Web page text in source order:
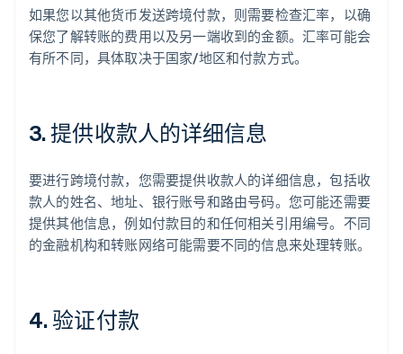
如果您以其他货币发送跨境付款，则需要检查汇率，以确
保您了解转账的费用以及另一端收到的金额。汇率可能会
有所不同，具体取决于国家/地区和付款方式。
3. 提供收款人的详细信息
要进行跨境付款，您需要提供收款人的详细信息，包括收
款人的姓名、地址、银行账号和路由号码。您可能还需要
提供其他信息，例如付款目的和任何相关引用编号。不同
的金融机构和转账网络可能需要不同的信息来处理转账。
4. 验证付款